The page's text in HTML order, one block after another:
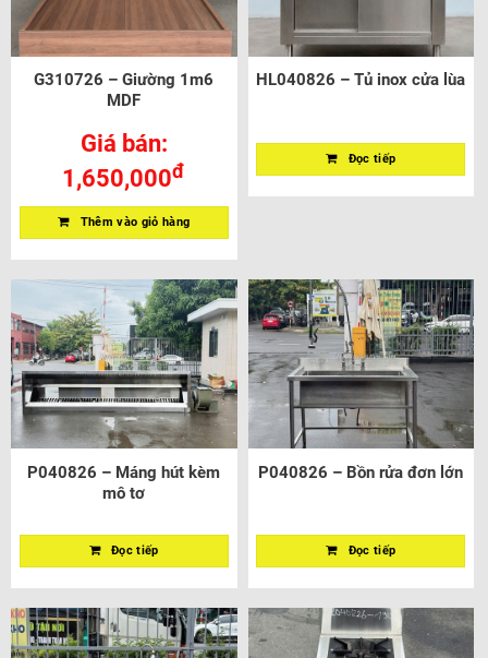
G310726 – Giường 1m6
MDF
Giá bán:
1,650,000đ
Thêm vào giỏ hàng
HL040826 – Tủ inox cửa lùa
Đọc tiếp
P040826 – Máng hút kèm
mô tơ
Đọc tiếp
P040826 – Bồn rửa đơn lớn
Đọc tiếp